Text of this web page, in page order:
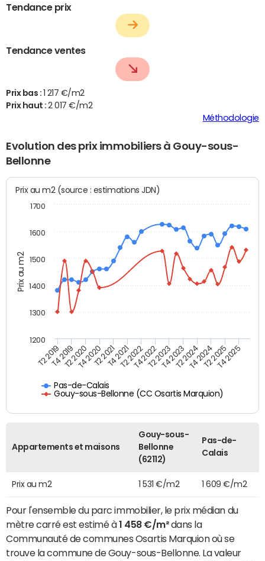
Tendance prix
Tendance ventes
Prix bas :
1 217 €/m2
Prix haut :2 017 €/m2
Méthodologie
Evolution des prix immobiliers à Gouy-sous-
Bellonne
Prix au m2
Prix au m2 (source : estimations JDN)
Pas-de-Calais
Gouy-sous-Bellonne (CC Osartis Marquion)
T2 2019T4 2019T2 2020T4 2020T2 2021T4 2021T2 2022T4 2022T2 2023T4 2023T2 2024T4 2024T2 2025T4 2025
1200
1300
1400
1500
1600
1700
Appartements et maisons
Gouy-sous-
Bellonne
(62112)
Pas-de-
Calais
Prix au m2 1 531 €/m2 1 609 €/m2
Pour l'ensemble du parc immobilier, le prix médian du
mètre carré est estimé à1 458 €/m²dans la
Communauté de communes Osartis Marquion où se
trouve la commune de Gouy-sous-Bellonne. La valeur